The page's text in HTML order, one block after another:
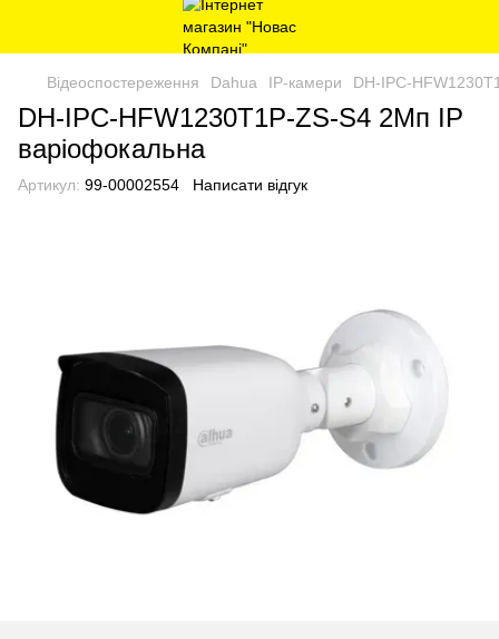
Відеоспостереження Dahua IP-камери DH-IPC-
DH-IPC-HFW1230T1P-ZS-S4 2Мп IP
варіофокальна
Артикул: 99-00002554 Написати відгук